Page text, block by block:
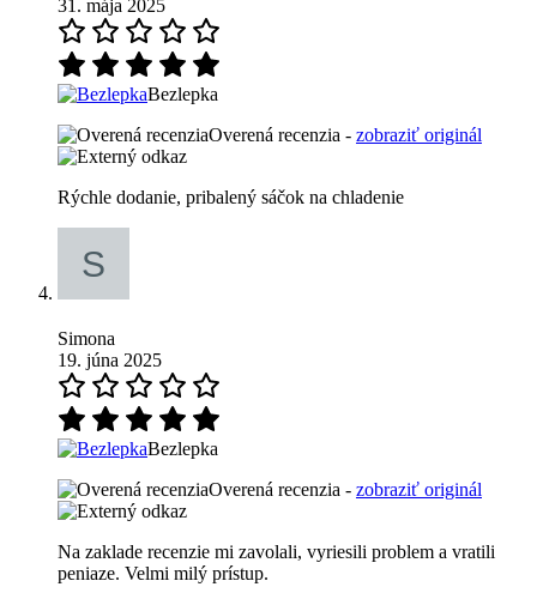
31. mája 2025
Bezlepka
Overená recenzia - zobraziť originál
Rýchle dodanie, pribalený sáčok na chladenie
Simona
19. júna 2025
Bezlepka
Overená recenzia - zobraziť originál
Na zaklade recenzie mi zavolali, vyriesili problem a vratili
peniaze. Velmi milý prístup.